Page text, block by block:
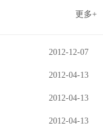
更多+
2012-12-07
2012-04-13
2012-04-13
2012-04-13